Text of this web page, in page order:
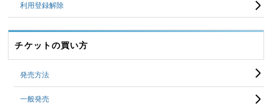
利用登録解除
チケットの買い方
発売方法
一般発売